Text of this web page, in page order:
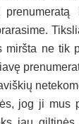
miršta ne tik
jog ji mus